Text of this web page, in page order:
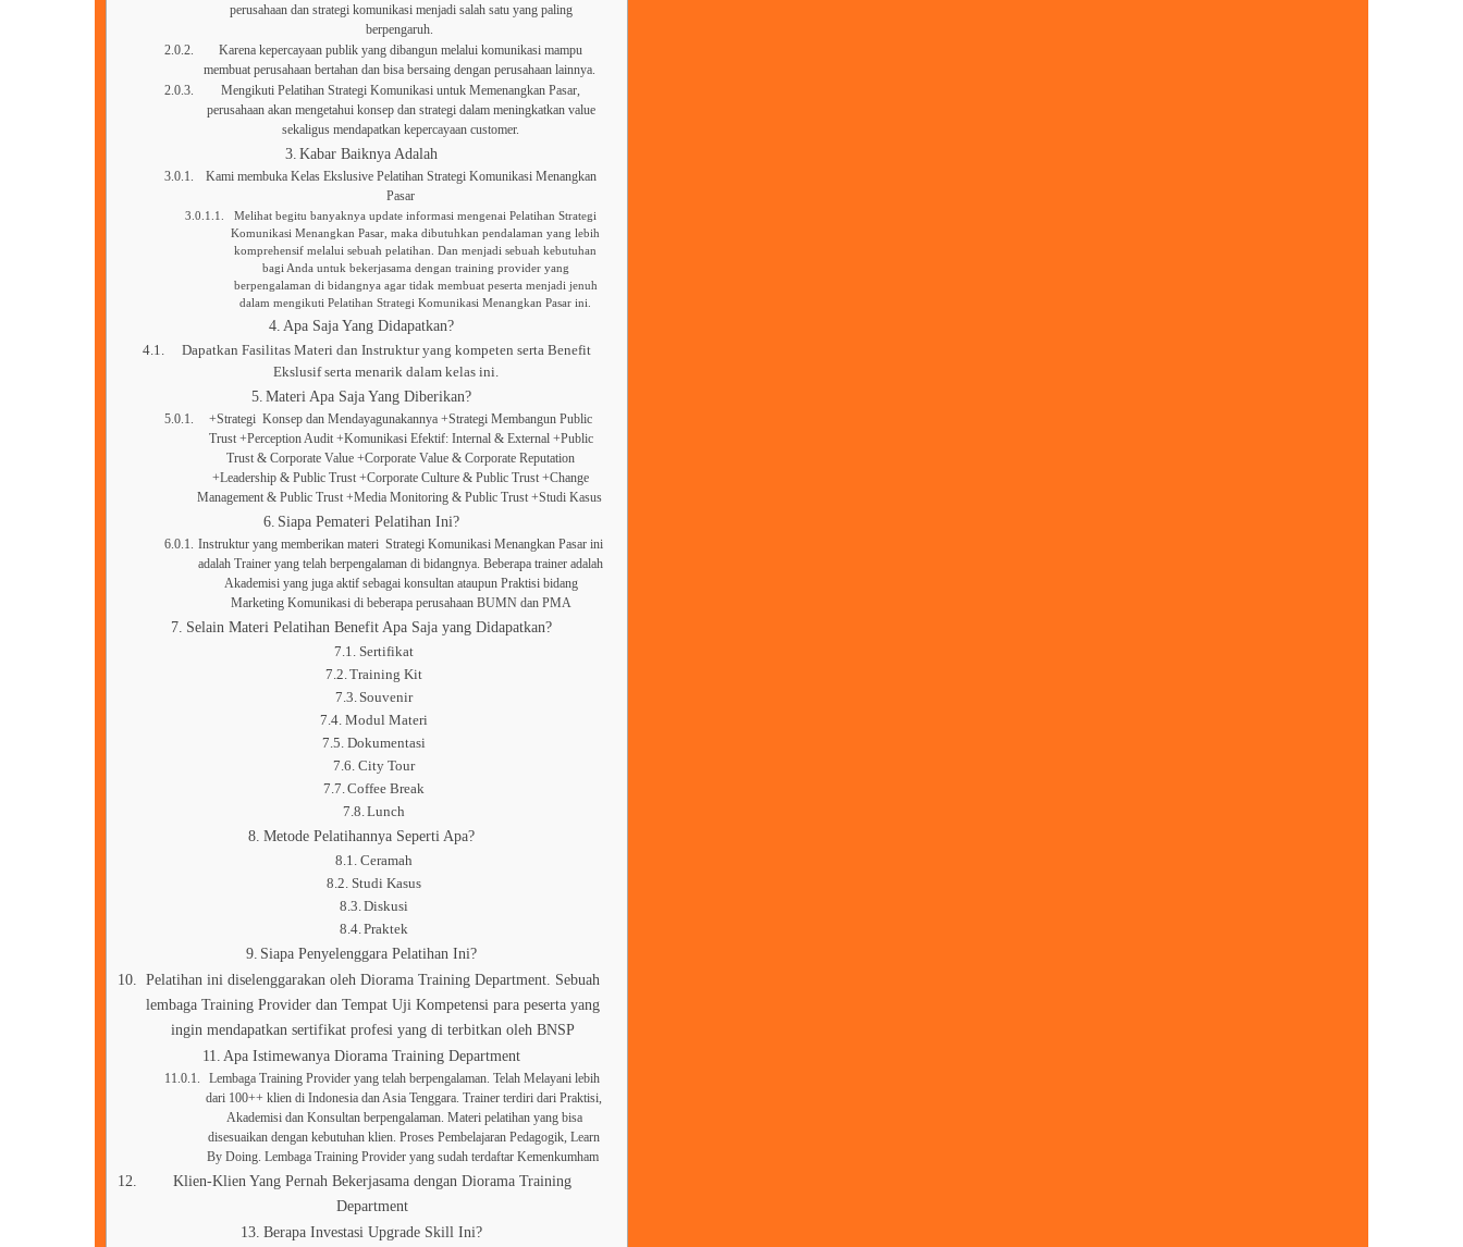
perusahaan dan strategi komunikasi menjadi salah satu yang paling
berpengaruh.
Karena kepercayaan publik yang dibangun melalui komunikasi mampu
membuat perusahaan bertahan dan bisa bersaing dengan perusahaan lainnya.
Mengikuti Pelatihan Strategi Komunikasi untuk Memenangkan Pasar,
perusahaan akan mengetahui konsep dan strategi dalam meningkatkan value
sekaligus mendapatkan kepercayaan customer.
Kabar Baiknya Adalah
Kami membuka Kelas Ekslusive Pelatihan Strategi Komunikasi Menangkan
Pasar
Melihat begitu banyaknya update informasi mengenai Pelatihan Strategi
Komunikasi Menangkan Pasar, maka dibutuhkan pendalaman yang lebih
komprehensif melalui sebuah pelatihan. Dan menjadi sebuah kebutuhan
bagi Anda untuk bekerjasama dengan training provider yang
berpengalaman di bidangnya agar tidak membuat peserta menjadi jenuh
dalam mengikuti Pelatihan Strategi Komunikasi Menangkan Pasar ini.
Apa Saja Yang Didapatkan?
Dapatkan Fasilitas Materi dan Instruktur yang kompeten serta Benefit
Ekslusif serta menarik dalam kelas ini.
Materi Apa Saja Yang Diberikan?
+Strategi Konsep dan Mendayagunakannya +Strategi Membangun Public
Trust +Perception Audit +Komunikasi Efektif: Internal & External +Public
Trust & Corporate Value +Corporate Value & Corporate Reputation
+Leadership & Public Trust +Corporate Culture & Public Trust +Change
Management & Public Trust +Media Monitoring & Public Trust +Studi Kasus
Siapa Pemateri Pelatihan Ini?
Instruktur yang memberikan materi Strategi Komunikasi Menangkan Pasar ini
adalah Trainer yang telah berpengalaman di bidangnya. Beberapa trainer adalah
Akademisi yang juga aktif sebagai konsultan ataupun Praktisi bidang
Marketing Komunikasi di beberapa perusahaan BUMN dan PMA
Selain Materi Pelatihan Benefit Apa Saja yang Didapatkan?
Sertifikat
Training Kit
Souvenir
Modul Materi
Dokumentasi
City Tour
Coffee Break
Lunch
Metode Pelatihannya Seperti Apa?
Ceramah
Studi Kasus
Diskusi
Praktek
Siapa Penyelenggara Pelatihan Ini?
Pelatihan ini diselenggarakan oleh Diorama Training Department. Sebuah
lembaga Training Provider dan Tempat Uji Kompetensi para peserta yang
ingin mendapatkan sertifikat profesi yang di terbitkan oleh BNSP
Apa Istimewanya Diorama Training Department
Lembaga Training Provider yang telah berpengalaman. Telah Melayani lebih
dari 100++ klien di Indonesia dan Asia Tenggara. Trainer terdiri dari Praktisi,
Akademisi dan Konsultan berpengalaman. Materi pelatihan yang bisa
disesuaikan dengan kebutuhan klien. Proses Pembelajaran Pedagogik, Learn
By Doing. Lembaga Training Provider yang sudah terdaftar Kemenkumham
Klien-Klien Yang Pernah Bekerjasama dengan Diorama Training
Department
Berapa Investasi Upgrade Skill Ini?